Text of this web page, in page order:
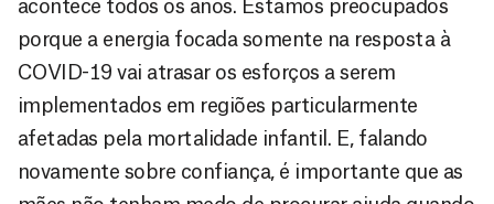
acontece todos os anos. Estamos preocupados
porque a energia focada somente na resposta à
COVID-19 vai atrasar os esforços a serem
implementados em regiões particularmente
afetadas pela mortalidade infantil. E, falando
novamente sobre confiança, é importante que as